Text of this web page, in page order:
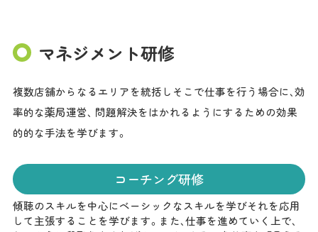
マネジメント研修
複数店舗からなるエリアを統括しそこで仕事を行う場合に、効
率的な薬局運営、 問題解決をはかれるようにするための効果
的的な手法を学びます。
コーチング研修
傾聴のスキルを中心にベーシックなスキルを学びそれを応用
して主張することを学びます。また、仕事を進めていく上で、